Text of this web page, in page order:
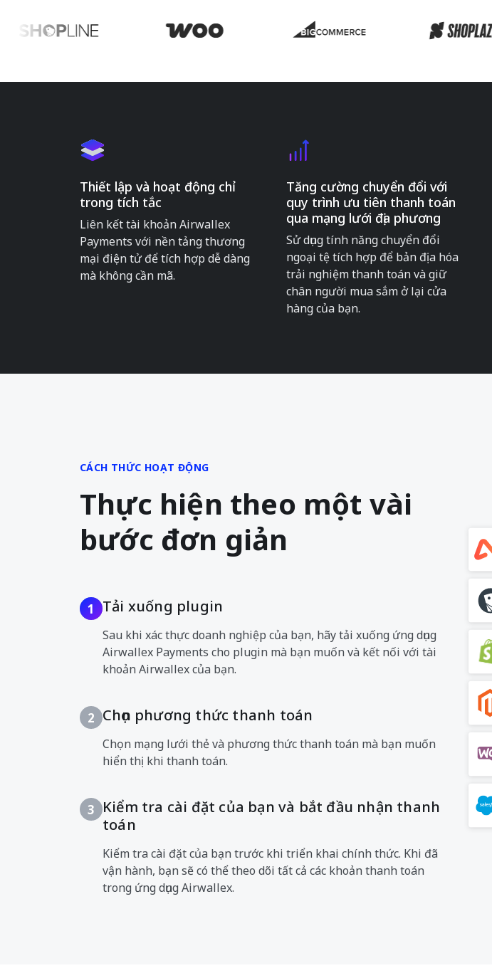
Thiết lập và hoạt động chỉ
trong tích tắc
Liên kết tài khoản Airwallex
Payments với nền tảng thương
mại điện tử để tích hợp dễ dàng
mà không cần mã.
Tăng cường chuyển đổi với
quy trình ưu tiên thanh toán
qua mạng lưới địa phương
Sử dụng tính năng chuyển đổi
ngoại tệ tích hợp để bản địa hóa
trải nghiệm thanh toán và giữ
chân người mua sắm ở lại cửa
hàng của bạn.
CÁCH THỨC HOẠT ĐỘNG
Thực hiện theo một vài
bước đơn giản
1 Tải xuống plugin
Sau khi xác thực doanh nghiệp của bạn, hãy tải xuống ứng dụng
Airwallex Payments cho plugin mà bạn muốn và kết nối với tài
khoản Airwallex của bạn.
2 Chọn phương thức thanh toán
Chọn mạng lưới thẻ và phương thức thanh toán mà bạn muốn
hiển thị khi thanh toán.
3
Kiểm tra cài đặt của bạn và bắt đầu nhận thanh
toán
Kiểm tra cài đặt của bạn trước khi triển khai chính thức. Khi đã
vận hành, bạn sẽ có thể theo dõi tất cả các khoản thanh toán
trong ứng dụng Airwallex.